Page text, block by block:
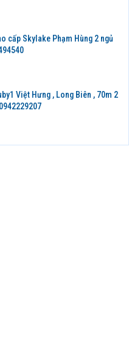
cấp Skylake Phạm Hùng 2 ngủ
Việt Hưng , Long Biên , 70m 2